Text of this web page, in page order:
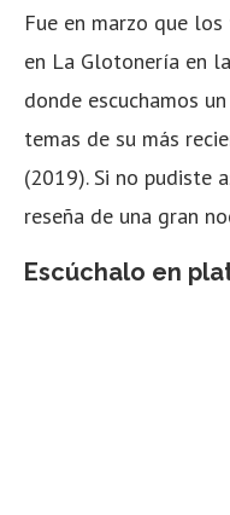
Fue en marzo que los
en La Glotonería en
donde escuchamos
temas de su más
(2019). Si no pudiste
reseña de una gran
Escúchalo en